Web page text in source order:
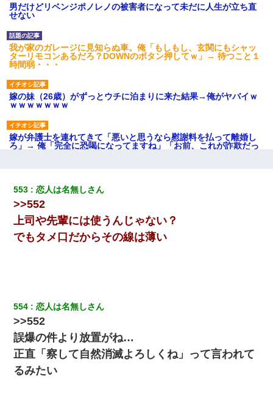
男だけどリベンジポノレノの被害者になって未だに人生が立ち直
せない
我が家のガレージに見知らぬ車。俺「もしもし、玄関にもシャッ
ターリモコンあるだろ？DOWNのボタン押してｗ」→ 待つこと１
時間弱・・・
嫁の妹（26歳）がずっとウチに泊まりに来た結果→俺がヤバイｗ
ｗｗｗｗｗｗｗ
嫁が弁護士を連れてきて「悪いと思うなら慰謝料を払って離婚し
ろ」→ 俺「完全に恐喝になってますね」「お前、これが詐欺だっ
日航機墜落事故の「ここからは日本語で大丈夫ですよ〜」の絶望
感がヤバイ・・・
彼女(美人女医)にネックレスをプレゼント。「こんな安物を渡すく
らいなら、渡さないほうがマシだからね」→ ６０万したと話した
ら・・・
32歳ワイ、34歳の可愛い女と付き合うも現実を知ってしまい無事
死亡・・・
嘘をついてフリン旅行へ出かけた嫁→翌日、嫁「ただいま～」旦
那「娘がシんだよ。何度も連絡したのに…」嫁「えっ」→なん
と・・・
553 恋人は名無しさん
>>552
上司や先輩には使うんじゃない？
でもタメ口だからその線は薄い
554 恋人は名無しさん
>>552
誤爆の件より放置がね…
正直「察して自然消滅よろしくね」って言われて
るみたい